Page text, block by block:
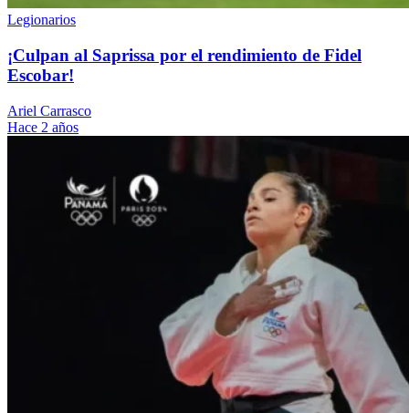
Legionarios
¡Culpan al Saprissa por el rendimiento de Fidel
Escobar!
Ariel Carrasco
Hace 2 años